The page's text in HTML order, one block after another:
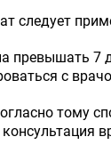
следует
превышать 7
с
тому